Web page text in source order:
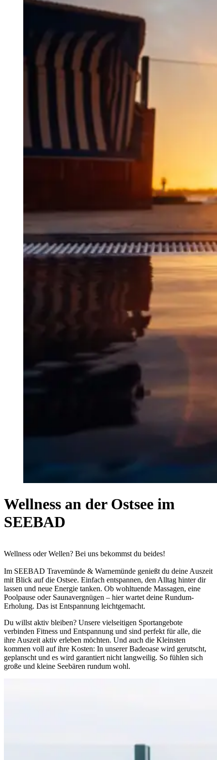
Wellness an der Ostsee im
SEEBAD
Wellness oder Wellen? Bei uns bekommst du beides!
Im SEEBAD Travemünde & Warnemünde genießt du deine Auszeit
mit Blick auf die Ostsee. Einfach entspannen, den Alltag hinter dir
lassen und neue Energie tanken. Ob wohltuende Massagen, eine
Poolpause oder Saunavergnügen – hier wartet deine Rundum-
Erholung. Das ist Entspannung leichtgemacht.
Du willst aktiv bleiben? Unsere vielseitigen Sportangebote
verbinden Fitness und Entspannung und sind perfekt für alle, die
ihre Auszeit aktiv erleben möchten. Und auch die Kleinsten
kommen voll auf ihre Kosten: In unserer Badeoase wird gerutscht,
geplanscht und es wird garantiert nicht langweilig. So fühlen sich
große und kleine Seebären rundum wohl.